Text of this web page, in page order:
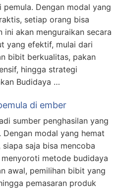
Dengan modal yang
setiap orang bisa
ini akan menguraikan secara
yang efektif, mulai dari
bibit berkualitas, pakan
hingga strategi
Budidaya …
di ember
sumber penghasilan yang
modal yang hemat
saja bisa mencoba
metode budidaya
awal, pemilihan bibit yang
pemasaran produk